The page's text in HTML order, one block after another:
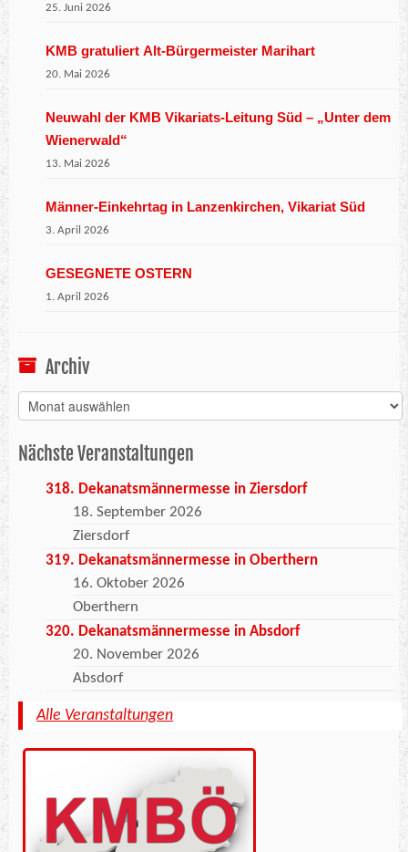
25. Juni 2026
KMB gratuliert Alt-Bürgermeister Marihart
20. Mai 2026
Neuwahl der KMB Vikariats-Leitung Süd – „Unter dem
Wienerwald“
13. Mai 2026
Männer-Einkehrtag in Lanzenkirchen, Vikariat Süd
3. April 2026
GESEGNETE OSTERN
1. April 2026
Archiv
Archiv
Nächste Veranstaltungen
318. Dekanatsmännermesse in Ziersdorf
18. September 2026
Ziersdorf
319. Dekanatsmännermesse in Oberthern
16. Oktober 2026
Oberthern
320. Dekanatsmännermesse in Absdorf
20. November 2026
Absdorf
Alle Veranstaltungen